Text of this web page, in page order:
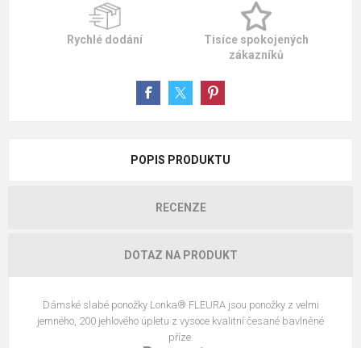
Rychlé dodání
Tisíce spokojených
zákazníků
POPIS PRODUKTU
RECENZE
DOTAZ NA PRODUKT
Dámské slabé ponožky Lonka® FLEURA jsou ponožky z velmi
jemného, 200 jehlového úpletu z vysoce kvalitní česané bavlněné
příze.